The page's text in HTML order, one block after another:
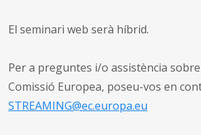
El seminari web serà híbrid.
Per a preguntes i/o assistència
Comissió Europea, poseu-vos en
STREAMING@ec.europa.eu